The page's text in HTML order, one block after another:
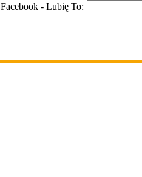
Facebook - Lubię To: